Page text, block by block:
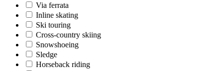
Via ferrata
Inline skating
Ski touring
Cross-country skiing
Snowshoeing
Sledge
Horseback riding